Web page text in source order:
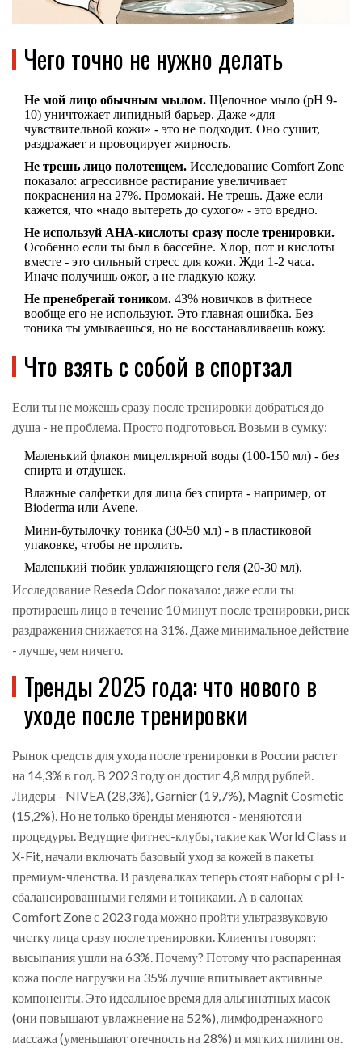
Чего точно не нужно делать
Не мой лицо обычным мылом. Щелочное мыло (pH 9-
10) уничтожает липидный барьер. Даже «для
чувствительной кожи» - это не подходит. Оно сушит,
раздражает и провоцирует жирность.
Не трешь лицо полотенцем. Исследование Comfort Zone
показало: агрессивное растирание увеличивает
покраснения на 27%. Промокай. Не трешь. Даже если
кажется, что «надо вытереть до сухого» - это вредно.
Не используй АНА-кислоты сразу после тренировки.
Особенно если ты был в бассейне. Хлор, пот и кислоты
вместе - это сильный стресс для кожи. Жди 1-2 часа.
Иначе получишь ожог, а не гладкую кожу.
Не пренебрегай тоником. 43% новичков в фитнесе
вообще его не используют. Это главная ошибка. Без
тоника ты умываешься, но не восстанавливаешь кожу.
Что взять с собой в спортзал
Если ты не можешь сразу после тренировки добраться до
душа - не проблема. Просто подготовься. Возьми в сумку:
Маленький флакон мицеллярной воды (100-150 мл) - без
спирта и отдушек.
Влажные салфетки для лица без спирта - например, от
Bioderma или Avene.
Мини-бутылочку тоника (30-50 мл) - в пластиковой
упаковке, чтобы не пролить.
Маленький тюбик увлажняющего геля (20-30 мл).
Исследование Reseda Odor показало: даже если ты
протираешь лицо в течение 10 минут после тренировки, риск
раздражения снижается на 31%. Даже минимальное действие
- лучше, чем ничего.
Тренды 2025 года: что нового в
уходе после тренировки
Рынок средств для ухода после тренировки в России растет
на 14,3% в год. В 2023 году он достиг 4,8 млрд рублей.
Лидеры - NIVEA (28,3%), Garnier (19,7%), Magnit Cosmetic
(15,2%). Но не только бренды меняются - меняются и
процедуры. Ведущие фитнес-клубы, такие как World Class и
X-Fit, начали включать базовый уход за кожей в пакеты
премиум-членства. В раздевалках теперь стоят наборы с pH-
сбалансированными гелями и тониками. А в салонах
Comfort Zone с 2023 года можно пройти ультразвуковую
чистку лица сразу после тренировки. Клиенты говорят:
высыпания ушли на 63%. Почему? Потому что распаренная
кожа после нагрузки на 35% лучше впитывает активные
компоненты. Это идеальное время для альгинатных масок
(они повышают увлажнение на 52%), лимфодренажного
массажа (уменьшают отечность на 28%) и мягких пилингов.